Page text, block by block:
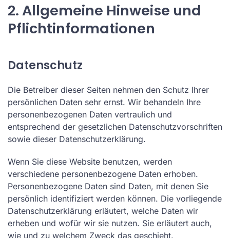
2. Allgemeine Hinweise und
Pflichtinformationen
Datenschutz
Die Betreiber dieser Seiten nehmen den Schutz Ihrer
persönlichen Daten sehr ernst. Wir behandeln Ihre
personenbezogenen Daten vertraulich und
entsprechend der gesetzlichen Datenschutzvorschriften
sowie dieser Datenschutzerklärung.
Wenn Sie diese Website benutzen, werden
verschiedene personenbezogene Daten erhoben.
Personenbezogene Daten sind Daten, mit denen Sie
persönlich identifiziert werden können. Die vorliegende
Datenschutzerklärung erläutert, welche Daten wir
erheben und wofür wir sie nutzen. Sie erläutert auch,
wie und zu welchem Zweck das geschieht.